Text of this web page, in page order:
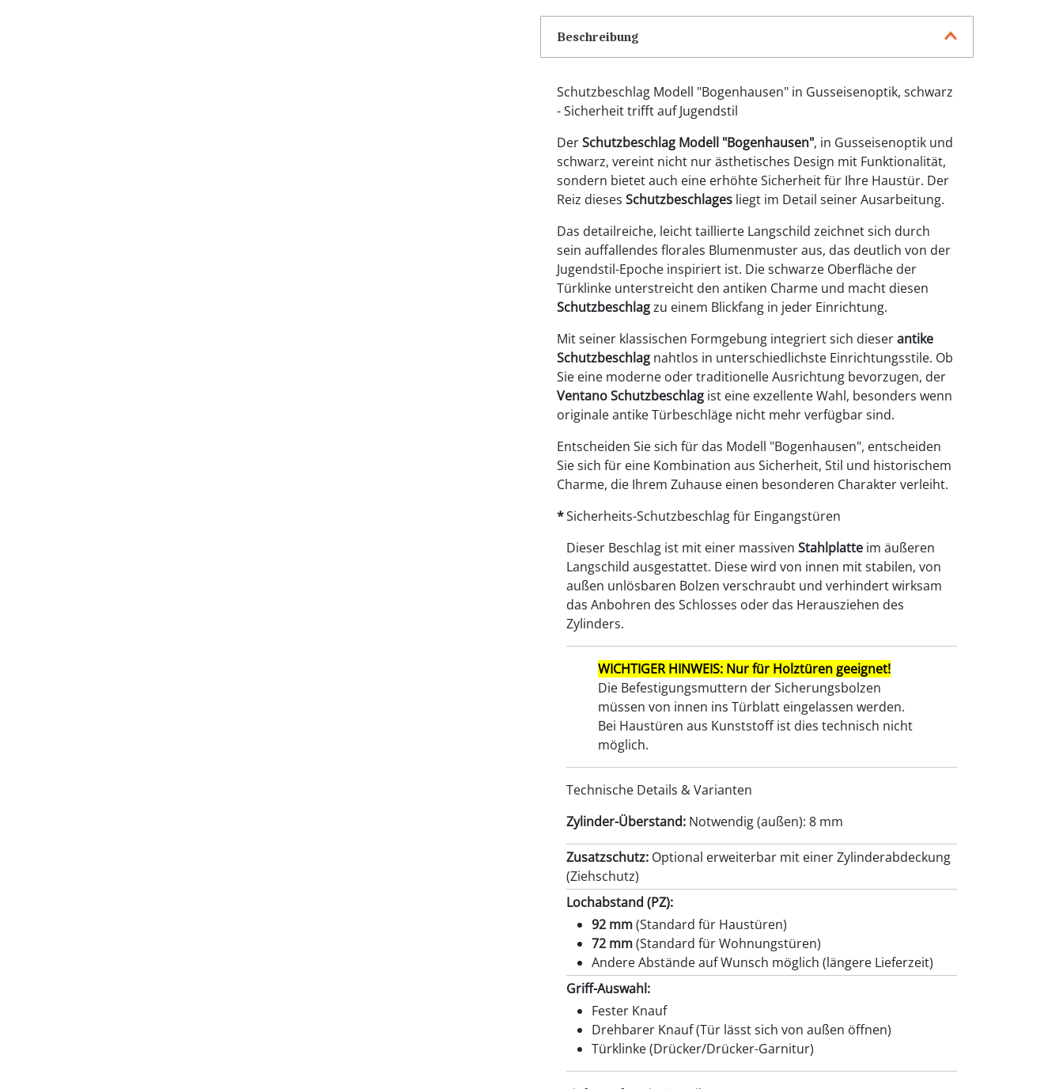
Beschreibung
Schutzbeschlag Modell "Bogenhausen" in Gusseisenoptik, schwarz
- Sicherheit trifft auf Jugendstil
DerSchutzbeschlag Modell "Bogenhausen", in Gusseisenoptik und
schwarz, vereint nicht nur ästhetisches Design mit Funktionalität,
sondern bietet auch eine erhöhte Sicherheit für Ihre Haustür. Der
Reiz dieses Schutzbeschlages liegt im Detail seiner Ausarbeitung.
Das detailreiche, leicht taillierte Langschild zeichnet sich durch
sein auffallendes florales Blumenmuster aus, das deutlich von der
Jugendstil-Epoche inspiriert ist. Die schwarze Oberfläche der
Türklinke unterstreicht den antiken Charme und macht diesen
Schutzbeschlagzu einem Blickfang in jeder Einrichtung.
Mit seiner klassischen Formgebung integriert sich dieserantike
Schutzbeschlag nahtlos in unterschiedlichste Einrichtungsstile. Ob
Sie eine moderne oder traditionelle Ausrichtung bevorzugen, der
Ventano Schutzbeschlag ist eine exzellente Wahl, besonders wenn
originale antike Türbeschläge nicht mehr verfügbar sind.
Entscheiden Sie sich für das Modell "Bogenhausen", entscheiden
Sie sich für eine Kombination aus Sicherheit, Stil und historischem
Charme, die Ihrem Zuhause einen besonderen Charakter verleiht.
Sicherheits-Schutzbeschlag für Eingangstüren
Dieser Beschlag ist mit einer massiven Stahlplatte im äußeren
Langschild ausgestattet. Diese wird von innen mit stabilen, von
außen unlösbaren Bolzen verschraubt und verhindert wirksam
das Anbohren des Schlosses oder das Herausziehen des
Zylinders.
WICHTIGER HINWEIS: Nur für Holztüren geeignet!
Die Befestigungsmuttern der Sicherungsbolzen
müssen von innen ins Türblatt eingelassen werden.
Bei Haustüren aus Kunststoff ist dies technisch nicht
möglich.
Technische Details & Varianten
Zylinder-Überstand: Notwendig (außen): 8 mm
Zusatzschutz: Optional erweiterbar mit einer Zylinderabdeckung
(Ziehschutz)
Lochabstand (PZ):
92 mm(Standard für Haustüren)
72 mm(Standard für Wohnungstüren)
Andere Abstände auf Wunsch möglich (längere Lieferzeit)
Griff-Auswahl:
Fester Knauf
Drehbarer Knauf (Tür lässt sich von außen öffnen)
Türklinke (Drücker/Drücker-Garnitur)